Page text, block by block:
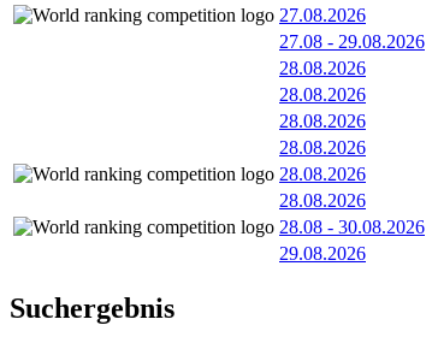
27.08.2026
27.08 - 29.08.2026
28.08.2026
28.08.2026
28.08.2026
28.08.2026
28.08.2026
28.08.2026
28.08 - 30.08.2026
29.08.2026
Suchergebnis